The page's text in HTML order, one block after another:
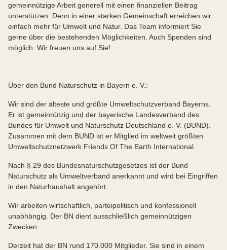
gemeinnützige Arbeit generell mit einen finanziellen Beitrag
unterstützen. Denn in einer starken Gemeinschaft erreichen wir
einfach mehr für Umwelt und Natur. Das Team informiert Sie
gerne über die bestehenden Möglichkeiten. Auch Spenden sind
möglich. Wir freuen uns auf Sie!
Über den Bund Naturschutz in Bayern e. V.:
Wir sind der älteste und größte Umweltschutzverband Bayerns.
Er ist gemeinnützig und der bayerische Landesverband des
Bundes für Umwelt und Naturschutz Deutschland e. V. (BUND).
Zusammen mit dem BUND ist er Mitglied im weltweit größten
Umweltschutznetzwerk Friends Of The Earth International.
Nach § 29 des Bundesnaturschutzgesetzes ist der Bund
Naturschutz als Umweltverband anerkannt und wird bei Eingriffen
in den Naturhaushalt angehört.
Wir arbeiten wirtschaftlich, parteipolitisch und konfessionell
unabhängig. Der BN dient ausschließlich gemeinnützigen
Zwecken.
Derzeit hat der BN rund 170.000 Mitglieder. Sie sind in einem